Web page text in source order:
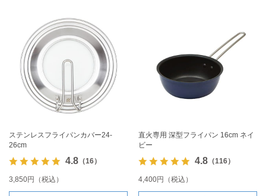
ステンレスフライパンカバー24-
26cm
4.8（16）
3,850円（税込）
直火専用 深型フライパン 16cm ネイ
ビー
4.8（116）
4,400円（税込）